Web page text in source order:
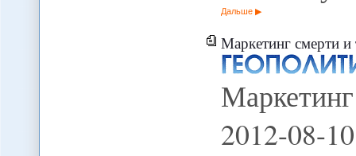
Дальше
Маркетинг смерти
2012-08-